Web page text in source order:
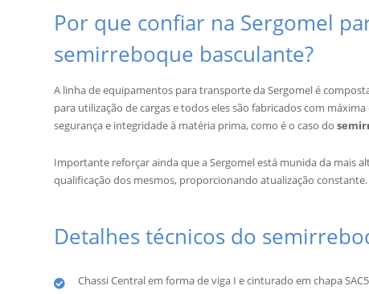
Por que confiar na Sergomel
semirreboque basculante?
A linha de equipamentos para transporte da Sergomel é
para utilização de cargas e todos eles são fabricados com
segurança e integridade à matéria prima, como é o caso do
Importante reforçar ainda que a Sergomel está munida da mais
qualificação dos mesmos, proporcionando atualização constante.
Detalhes técnicos do
Chassi Central em forma de viga I e cinturado em chapa